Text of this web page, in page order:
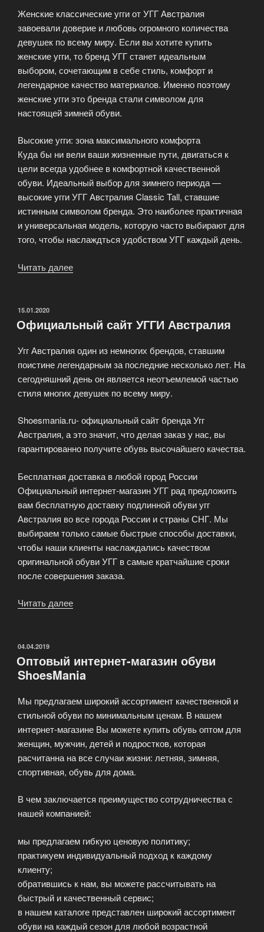
Женские классические угги от УГГ Австралия
завоевали доверие и любовь огромного количества
девушек по всему миру. Если вы хотите купить
женские угги, то бренд УГГ станет идеальным
выбором, сочетающим в себе стиль, комфорт и
легендарное качество материалов. Именно поэтому
женские угги это бренда стали символом для
настоящей зимней обуви.
Высокие угги: зона максимального комфорта
Куда бы ни вели ваши жизненные пути, двигаться к
цели всегда удобнее в комфортной качественной
обуви. Идеальный выбор для зимнего периода —
высокие угги УГГ Австралия Classic Tall, ставшие
истинным символом бренда. Это наиболее практичная
и универсальная модель, которую часто выбирают для
того, чтобы наслаждться удобством УГГ каждый день.
Читать далее
вашего
на
зимний
сезон»
ОПУБЛИКОВАНО
15.01.2020
Официальный сайт УГГИ Австралия
Угг Австралия один из немногих брендов, ставшим
поистине легендарным за последние несколько лет. На
сегодняшний день он является неотъемлемой частью
стиля многих девушек по всему миру.
Shoesmania.ru- официальный сайт бренда Угг
Австралия, а это значит, что делая заказ у нас, вы
гарантированно получите обувь высочайшего качества.
Бесплатная доставка в любой город России
Официальный интернет-магазин УГГ рад предложить
вам бесплатную доставку подлинной обуви угг
Австралия во все города России и страны СНГ. Мы
выбираем только самые быстрые способы доставки,
чтобы наши клиенты наслаждались качеством
оригинальной обуви УГГ в самые кратчайшие сроки
после совершения заказа.
Читать далее
ОПУБЛИКОВАНО
04.04.2019
Оптовый интернет-магазин обуви
ShoesMania
Мы предлагаем широкий ассортимент качественной и
стильной обуви по минимальным ценам. В нашем
интернет-магазине Вы можете купить обувь оптом для
женщин, мужчин, детей и подростков, которая
расчитанна на все случаи жизни: летняя, зимняя,
спортивная, обувь для дома.
В чем заключается преимущество сотрудничества с
нашей компанией:
мы предлагаем гибкую ценовую политику;
практикуем индивидуальный подход к каждому
клиенту;
обратившись к нам, вы можете рассчитывать на
быстрый и качественный сервис;
в нашем каталоге представлен широкий ассортимент
обуви на каждый сезон для любой возрастной